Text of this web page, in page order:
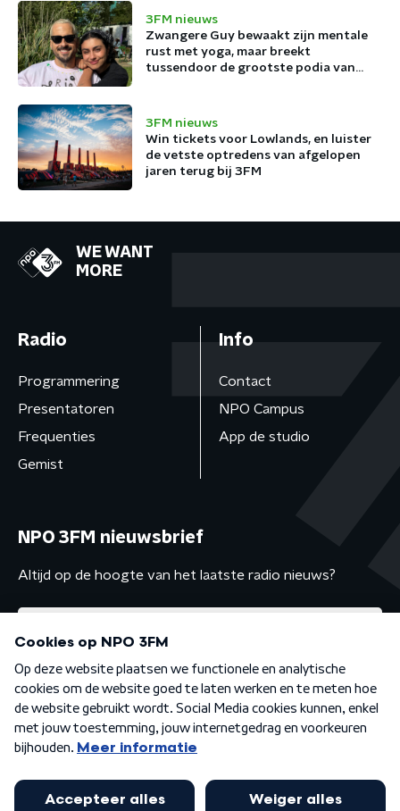
3FM nieuws
Zwangere Guy bewaakt zijn mentale
rust met yoga, maar breekt
tussendoor de grootste podia van
3FM nieuws
Win tickets voor Lowlands, en luister
de vetste optredens van afgelopen
jaren terug bij 3FM
WE WANT
MORE
Radio
Programmering
Presentatoren
Frequenties
Gemist
Info
Contact
NPO Campus
App de studio
NPO 3FM nieuwsbrief
Altijd op de hoogte van het laatste radio nieuws?
Algemene voorwaarden Privacybeleid